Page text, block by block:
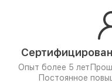
Опыт более 5 лет
Постоянное